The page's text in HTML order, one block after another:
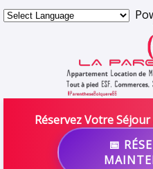
Réservez Votre
📅